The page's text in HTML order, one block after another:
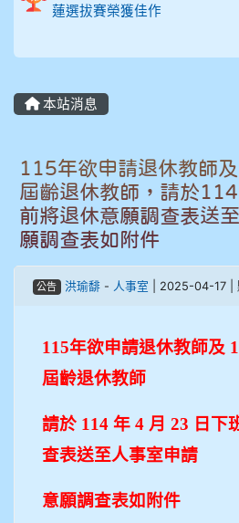
905周沛蓉
905鄭瑀安
906江彥臻
908彭主豪
909林柏翰
909林玉楓
910謝尚橙
910呂芃澔
910溫婕伶
911王祉傑
蓮選拔賽榮獲佳作
本站消息
115年欲申請退休教師
屆齡退休教師，請於
前將退休意願調查表送
願調查表如附件
公告 洪瑜馡- 人事室 | 2025-04-17 |
115年欲申請退休教師及
屆齡退休教師
請於 114 年 4 月 23 日下
查表送至人事室申請
意願調查表如附件